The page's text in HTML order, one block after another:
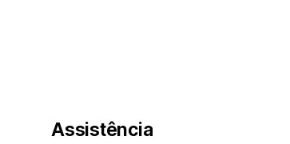
Assistência